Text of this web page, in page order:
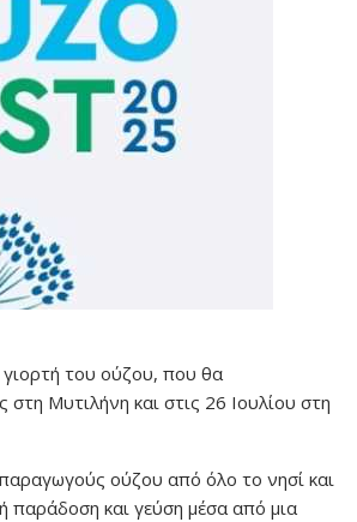
του ούζου, που θα
Μυτιλήνη και στις 26 Ιουλίου στη
ούζου από όλο το νησί και
παράδοση και γεύση μέσα από μια